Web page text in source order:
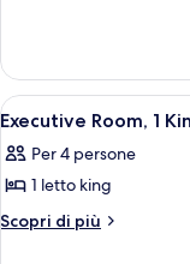
Beds,
Non-
Smoking
Queen
Beds,
Non-
Apri
tutte
le
foto
per
2
Executive Room, 1
Per 4 persone
1 letto king
Scopri di più
Altri